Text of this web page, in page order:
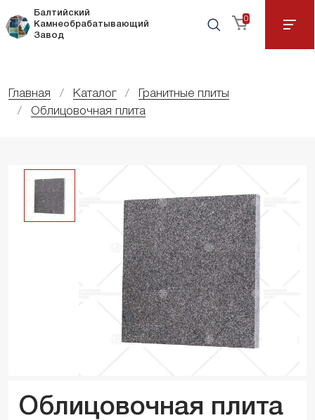
Балтийский
Камнеобрабатывающий
Завод
0
Главная Каталог
Гранитные плиты
Облицовочная плита
Облицовочная плита